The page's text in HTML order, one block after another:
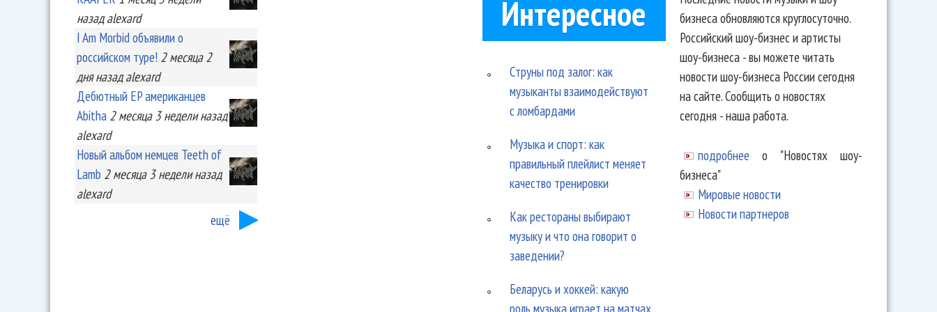
назад alexard
I Am Morbid объявили о
российском туре! 2 месяца 2
дняназад alexard
Дебютный EP американцев
Abitha 2 месяца 3 неделиназад
alexard
Новый альбом немцев Teeth of
Lamb 2 месяца 3 неделиназад
alexard
ещё
Интересное
Струны под залог: как
музыканты взаимодействуют
с ломбардами
Музыка и спорт: как
правильный плейлист меняет
качество тренировки
Как рестораны выбирают
музыку и что она говорит о
заведении?
Беларусь и хоккей: какую
роль музыка играет на матчах
бизнеса обновляются круглосуточно.
Российский шоу-бизнес и артисты
шоу-бизнеса - вы можете читать
новости шоу-бизнеса России сегодня
на сайте. Сообщить о новостях
сегодня - наша работа.
подробнее о "Новостях шоу-
бизнеса"
Мировые новости
Новости партнеров